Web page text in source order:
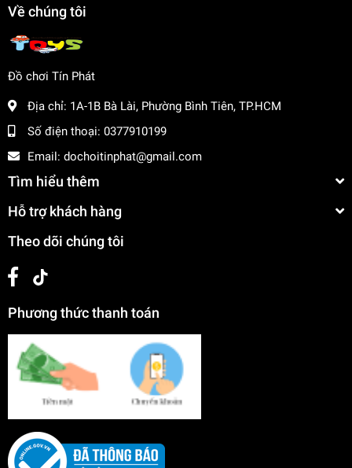
Về chúng tôi
Đồ chơi Tín Phát
Địa chỉ: 1A-1B Bà Lài, Phường Bình Tiên, TP.HCM
Số điện thoại: 0377910199
Email: dochoitinphat@gmail.com
Tìm hiểu thêm
Hỗ trợ khách hàng
Theo dõi chúng tôi
Phương thức thanh toán